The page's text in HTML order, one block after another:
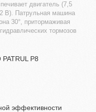
двигатель (7,5
В). Патрульная машина
30°, притормаживая
тормозов
PATRUL P8
эффективности